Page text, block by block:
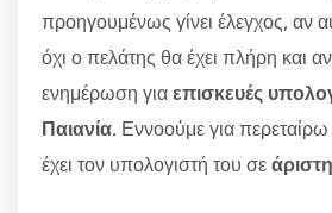
προηγουμένως γίνει έλεγχος, αν
όχι ο πελάτης θα έχει πλήρη και
ενημέρωση γιαεπισκευές
Παιανία. Εννοούμε για περεταίρω
έχει τον υπολογιστή του σε